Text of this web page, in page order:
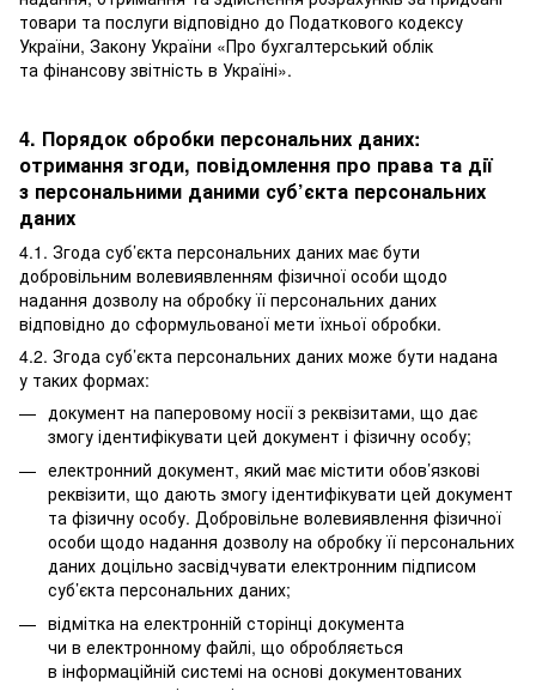
товари та послуги відповідно до Податкового кодексу
України, Закону України «Про бухгалтерський облік
та фінансову звітність в Україні».
4. Порядок обробки персональних даних:
отримання згоди, повідомлення про права та дії
з персональними даними суб’єкта персональних
даних
4.1. Згода суб’єкта персональних даних має бути
добровільним волевиявленням фізичної особи щодо
надання дозволу на обробку її персональних даних
відповідно до сформульованої мети їхньої обробки.
4.2. Згода суб’єкта персональних даних може бути надана
у таких формах:
документ на паперовому носії з реквізитами, що дає
змогу ідентифікувати цей документ і фізичну особу;
електронний документ, який має містити обов’язкові
реквізити, що дають змогу ідентифікувати цей документ
та фізичну особу. Добровільне волевиявлення фізичної
особи щодо надання дозволу на обробку її персональних
даних доцільно засвідчувати електронним підписом
суб’єкта персональних даних;
відмітка на електронній сторінці документа
чи в електронному файлі, що обробляється
в інформаційній системі на основі документованих